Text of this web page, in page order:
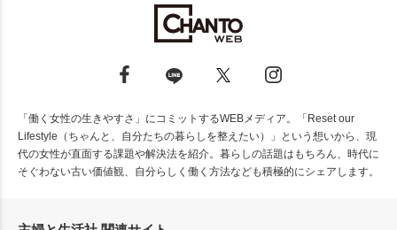
「働く女性の生きやすさ」にコミットするWEBメディア。「Reset our
Lifestyle（ちゃんと、自分たちの暮らしを整えたい）」という想いから、現
代の女性が直面する課題や解決法を紹介。暮らしの話題はもちろん、時代に
そぐわない古い価値観、自分らしく働く方法なども積極的にシェアします。